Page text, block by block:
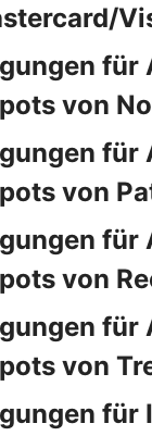
für
von
für
von
für
von
für
von
für